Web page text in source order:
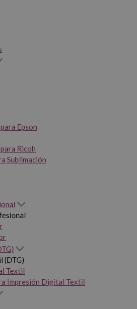
Epson
Ricoh
Sublimación
(DTG)
Textil
Impresión Digital Textil